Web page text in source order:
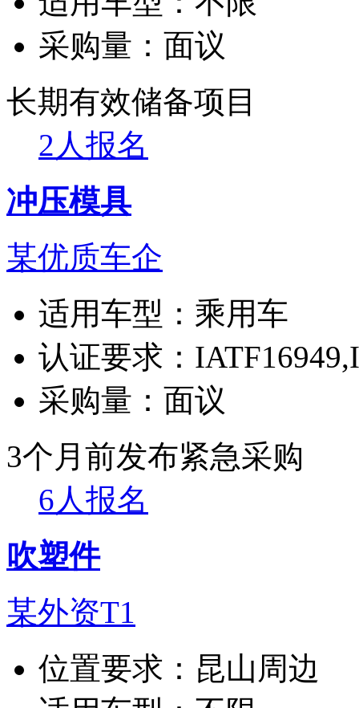
采购量： 面议
长期有效储备项目
2人报名
冲压模具
某优质车企
适用车型： 乘用车
认证要求：
采购量： 面议
3个月前发布紧急采购
6人报名
吹塑件
某外资T1
位置要求： 昆山周边